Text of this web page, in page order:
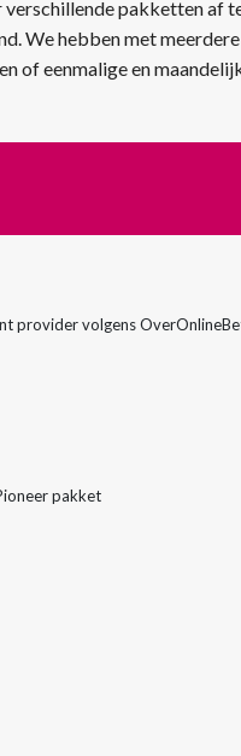
pakketten af
We hebben met
of eenmalige en
provider volgens
pakket